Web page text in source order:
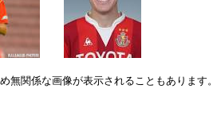
関係な画像が表示されることもあります。